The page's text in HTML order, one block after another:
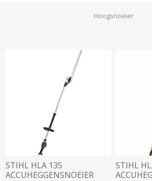
Hoogsnoeier
STIHL HLA 135
ACCUHEGGENSNOEIER
STIHL